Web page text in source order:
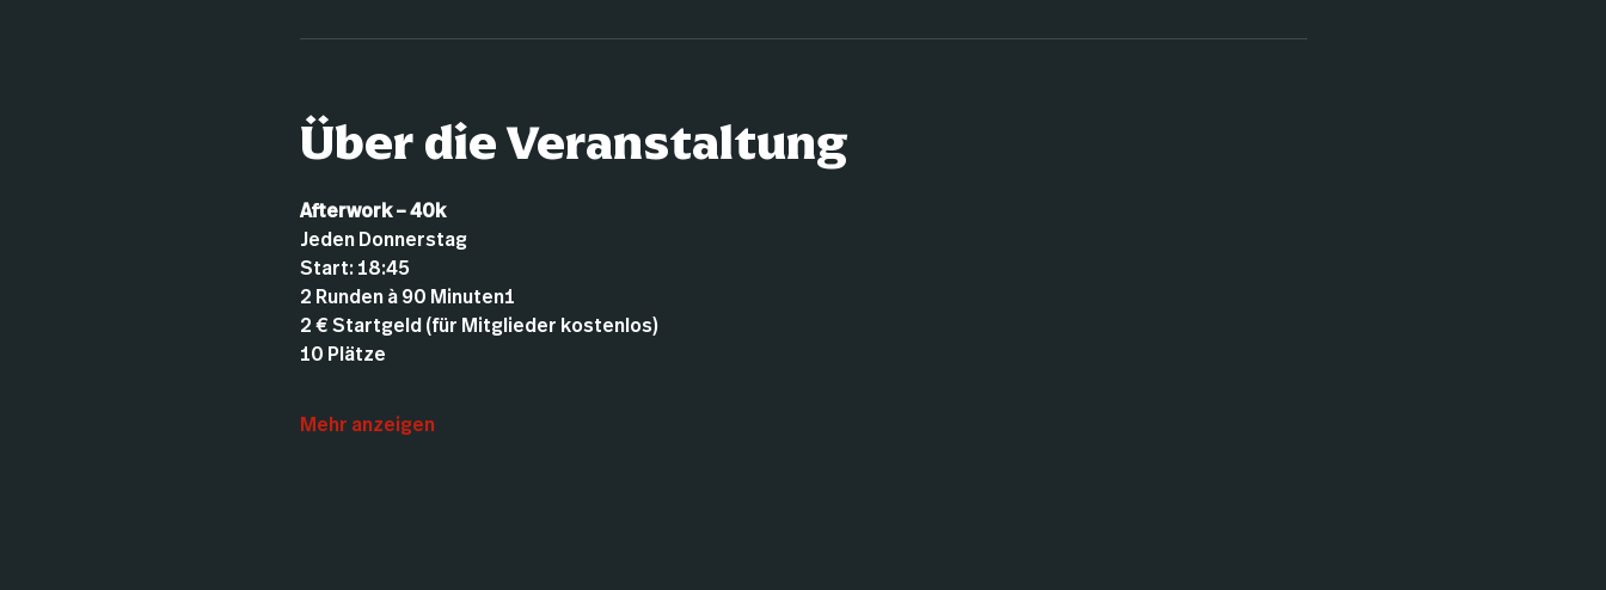
Über die Veranstaltung
Afterwork – 40k
Jeden Donnerstag
Start: 18:45
2 Runden à 90 Minuten1
2 € Startgeld (für Mitglieder kostenlos)
10 Plätze
Mehr anzeigen